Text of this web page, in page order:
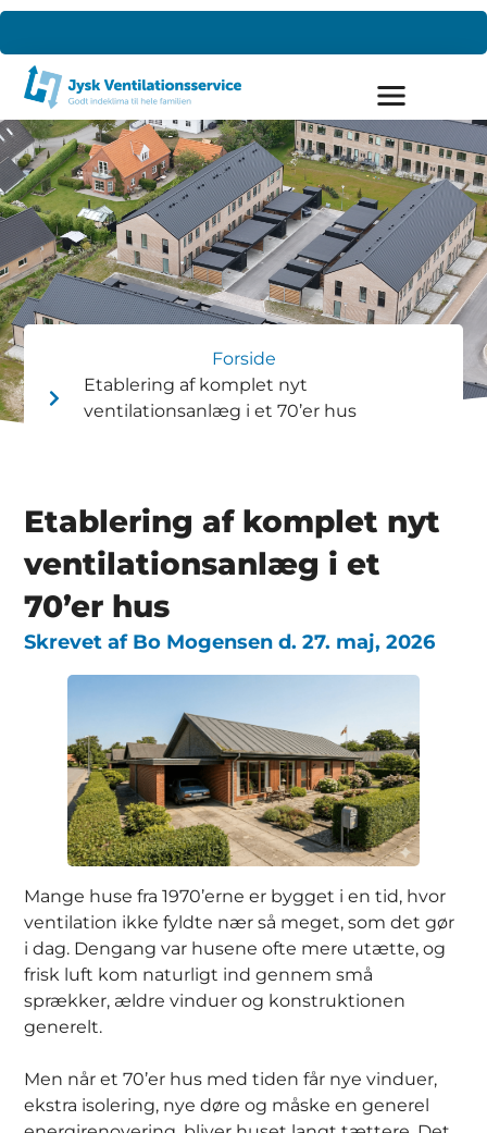
Forside
Etablering af komplet nyt
ventilationsanlæg i et 70’er hus
Etablering af komplet nyt
ventilationsanlæg i et
70’er hus
Skrevet afBo Mogensen d.27. maj, 2026
Mange huse fra 1970’erne er bygget i en tid, hvor
ventilation ikke fyldte nær så meget, som det gør
i dag. Dengang var husene ofte mere utætte, og
frisk luft kom naturligt ind gennem små
sprækker, ældre vinduer og konstruktionen
generelt.
Men når et 70’er hus med tiden får nye vinduer,
ekstra isolering, nye døre og måske en generel